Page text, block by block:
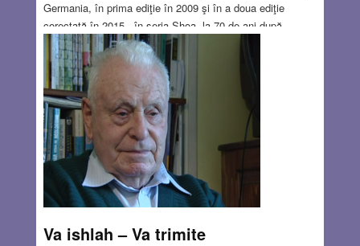
Germania, în prima ediţie în 2009 şi în a doua ediţie
corectată în 2015 , în seria Shoa, la 70 de ani după
sfârşitul celui de al doilea război mondial, autoarea
relatează într-un mod alert şi sfâşietor totodată despre
soarta unui mare număr de femei evreice din Ungaria în
1944.Voi încerca să rezum în cele ce urmează această,
acum poveste / mai bine zis istorie: În august 1944 circa
1700 femei, evreice din Ungaria, după o selecţie riguroasă
făcută la Auschwitz, au ajuns la Walldorf, un lagăr exterior
al celui din Natzweiler – Struthof din Alsacia.
more…
Va ishlah – Va trimite